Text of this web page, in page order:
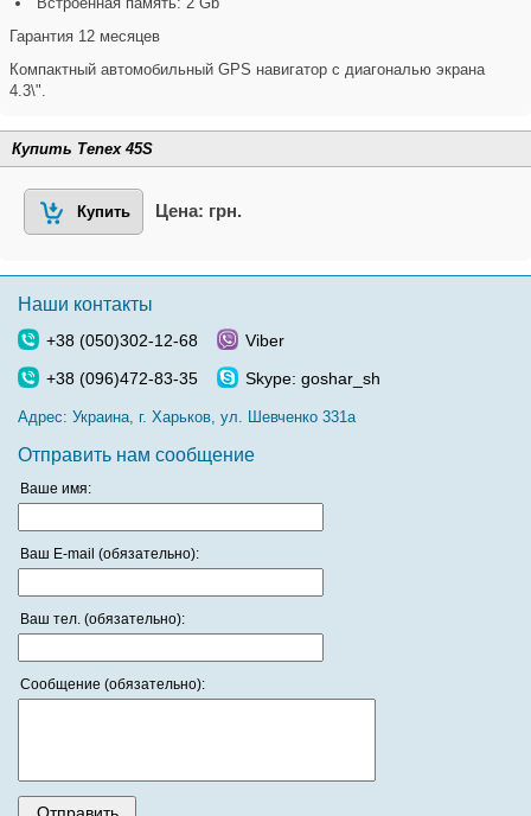
Гарантия 12 месяцев
Компактный автомобильный GPS навигатор с диагональю экрана
4.3\".
Купить Tenex 45S
Купить Цена: грн.
Наши контакты
+38 (050)302-12-68
+38 (096)472-83-35
Viber
Skype: goshar_sh
Адрес: Украина, г. Харьков, ул. Шевченко 331а
Отправить нам сообщение
Ваше имя:
Ваш E-mail (обязательно):
Ваш тел. (обязательно):
Сообщение (обязательно):